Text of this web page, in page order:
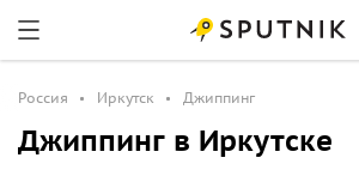
Россия Иркутск Джиппинг
Джиппинг в Иркутске